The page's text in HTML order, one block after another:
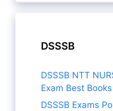
DSSSB
DSSSB NTT
Exam Best
DSSSB Exams